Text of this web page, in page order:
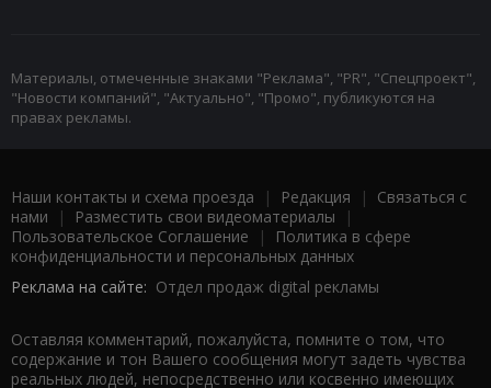
Материалы, отмеченные знаками "Реклама", "PR", "Спецпроект",
"Новости компаний", "Актуально", "Промо", публикуются на
правах рекламы.
Наши контакты и схема проезда | Редакция | Связаться с
нами | Разместить свои видеоматериалы |
Пользовательское Соглашение |
Политика в сфере
конфиденциальности и персональных данных
Реклама на сайте: Отдел продаж digital рекламы
Оставляя комментарий, пожалуйста, помните о том, что
содержание и тон Вашего сообщения могут задеть чувства
реальных людей, непосредственно или косвенно имеющих